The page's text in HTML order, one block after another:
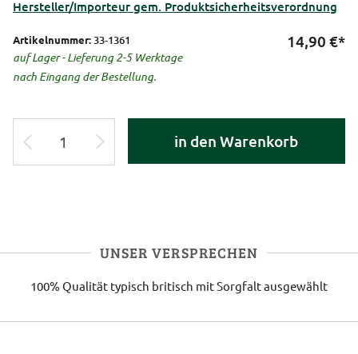
Hersteller/Importeur gem. Produktsicherheitsverordnung
Artikelnummer: 33-1361
auf Lager - Lieferung 2-5 Werktage
nach Eingang der Bestellung.
14,90 €*
in den Warenkorb
UNSER VERSPRECHEN
100% Qualität typisch britisch mit Sorgfalt ausgewählt